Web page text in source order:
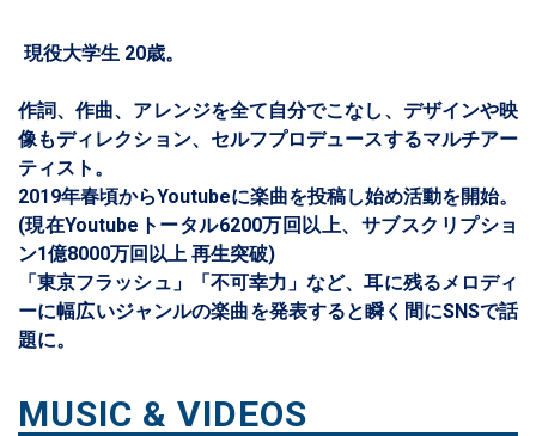
現役大学生 20歳。
作詞、作曲、アレンジを全て自分でこなし、デザインや映
像もディレクション、セルフプロデュースするマルチアー
ティスト。
2019年春頃からYoutubeに楽曲を投稿し始め活動を開始。
(現在Youtubeトータル6200万回以上、サブスクリプショ
ン1億8000万回以上 再生突破)
「東京フラッシュ」「不可幸力」など、耳に残るメロディ
ーに幅広いジャンルの楽曲を発表すると瞬く間にSNSで話
題に。
MUSIC & VIDEOS